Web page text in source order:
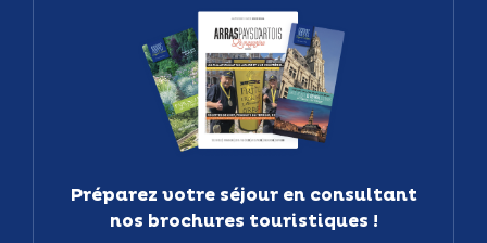
Préparez votre séjour en consultant
nos brochures touristiques !